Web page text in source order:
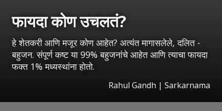
फायदा कोण उचलतं?
हे शेतकरी आणि मजूर कोण आहेत? अत्यंत मागासलेले, दलित -
बहुजन. संपूर्ण कष्ट या 99% बहुजनांचे आहेत आणि त्याचा फायदा
फक्त 1% मध्यस्थांना होतो.
Rahul Gandh | Sarkarnama